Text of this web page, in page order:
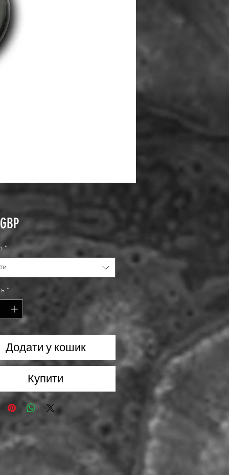
Ціна
*
*
Додати у кошик
Купити